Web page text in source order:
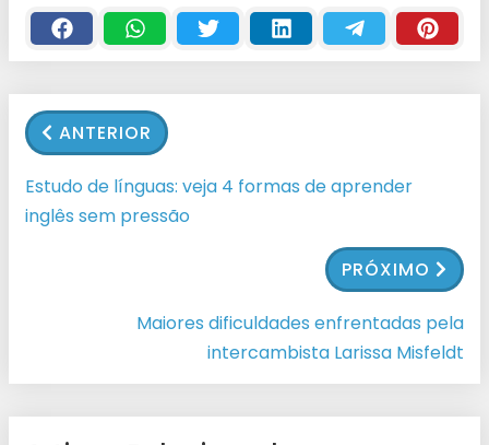
ANTERIOR
Estudo de línguas: veja 4 formas de aprender
inglês sem pressão
PRÓXIMO
Maiores dificuldades enfrentadas pela
intercambista Larissa Misfeldt